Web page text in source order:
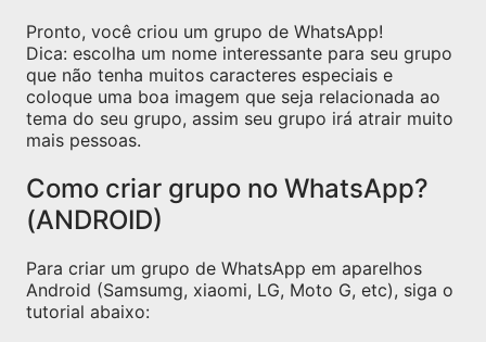
Pronto, você criou um grupo de WhatsApp!
Dica: escolha um nome interessante para seu grupo
que não tenha muitos caracteres especiais e
coloque uma boa imagem que seja relacionada ao
tema do seu grupo, assim seu grupo irá atrair muito
mais pessoas.
Como criar grupo no WhatsApp?
(ANDROID)
Para criar um grupo de WhatsApp em aparelhos
Android (Samsumg, xiaomi, LG, Moto G, etc), siga o
tutorial abaixo: